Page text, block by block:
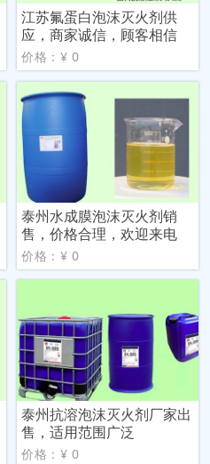
江苏氟蛋白泡沫灭火剂供
应，商家诚信，顾客相信
价格：¥ 0
泰州水成膜泡沫灭火剂销
售，价格合理，欢迎来电
价格：¥ 0
泰州抗溶泡沫灭火剂厂家出
售，适用范围广泛
价格：¥ 0